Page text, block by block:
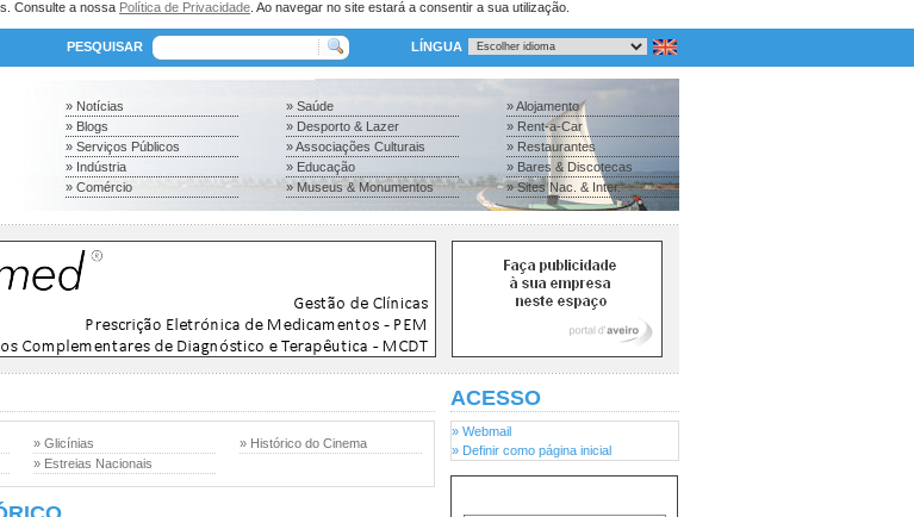
Consulte a nossa Política de Privacidade . Ao navegar no site estará a consentir a sua utilização.
PESQUISAR LÍNGUA
» Notícias
» Blogs
» Serviços Públicos
» Indústria
» Comércio
» Saúde
» Desporto & Lazer
» Associações Culturais
» Educação
» Museus & Monumentos
» Alojamento
» Rent-a-Car
» Restaurantes
» Bares & Discotecas
» Sites Nac. & Inter.
» Glicínias
» Estreias Nacionais
» Histórico do Cinema
ACESSO
» Webmail
» Definir como página inicial